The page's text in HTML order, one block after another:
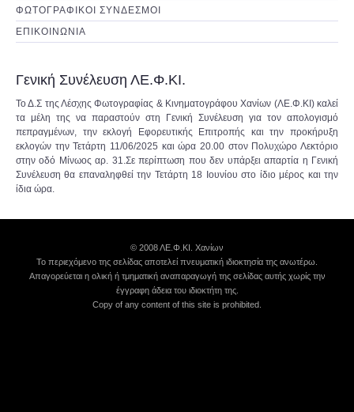
ΦΩΤΟΓΡΑΦΙΚΟΙ ΣΥΝΔΕΣΜΟΙ
ΕΠΙΚΟΙΝΩΝΙΑ
Γενική Συνέλευση ΛΕ.Φ.ΚΙ.
Το Δ.Σ της Λέσχης Φωτογραφίας & Κινηματογράφου Χανίων (ΛΕ.Φ.ΚΙ) καλεί
τα μέλη της να παραστούν στη Γενική Συνέλευση για τον απολογισμό
πεπραγμένων, την εκλογή Εφορευτικής Επιτροπής και την προκήρυξη
εκλογών την Τετάρτη 11/06/2025 και ώρα 20.00 στον Πολυχώρο Λεκτόριο
στην οδό Μίνωος αρ. 31.Σε περίπτωση που δεν υπάρξει απαρτία η Γενική
Συνέλευση θα επαναληφθεί την Τετάρτη 18 Ιουνίου στο ίδιο μέρος και την
ίδια ώρα.
© 2008 ΛΕ.Φ.ΚΙ. Χανίων
Το περιεχόμενο της σελίδας αποτελεί πνευματική ιδιοκτησία της ανωτέρω.
Απαγορεύεται η ολική ή τμηματική αναπαραγωγή της σελίδας αυτής χωρίς την
έγγραφη άδεια του ιδιοκτήτη της.
Copy of any content of this site is prohibited.